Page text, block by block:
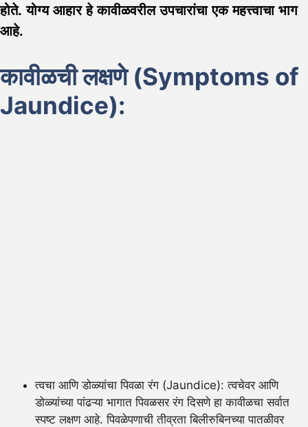
होते. योग्य आहार हे कावीळवरील उपचारांचा एक महत्त्वाचा भाग
आहे.
कावीळची लक्षणे (Symptoms of
Jaundice):
त्वचा आणि डोळ्यांचा पिवळा रंग (Jaundice): त्वचेवर आणि
डोळ्यांच्या पांढऱ्या भागात पिवळसर रंग दिसणे हा कावीळचा सर्वात
स्पष्ट लक्षण आहे. पिवळेपणाची तीव्रता बिलीरुबिनच्या पातळीवर